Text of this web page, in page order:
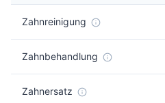
Zahnreinigung
Zahnbehandlung
Zahnersatz